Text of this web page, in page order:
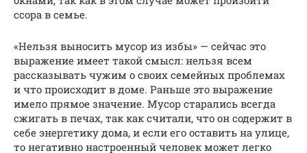
ссора в семье.
«Нельзя выносить мусор из избы» — сейчас это
выражение имеет такой смысл: нельзя всем
рассказывать чужим о своих семейных проблемах
и что происходит в доме. Раньше это выражение
имело прямое значение. Мусор старались всегда
сжигать в печах, так как считали, что он содержит в
себе энергетику дома, и если его оставить на улице,
то негативно настроенный человек может легко